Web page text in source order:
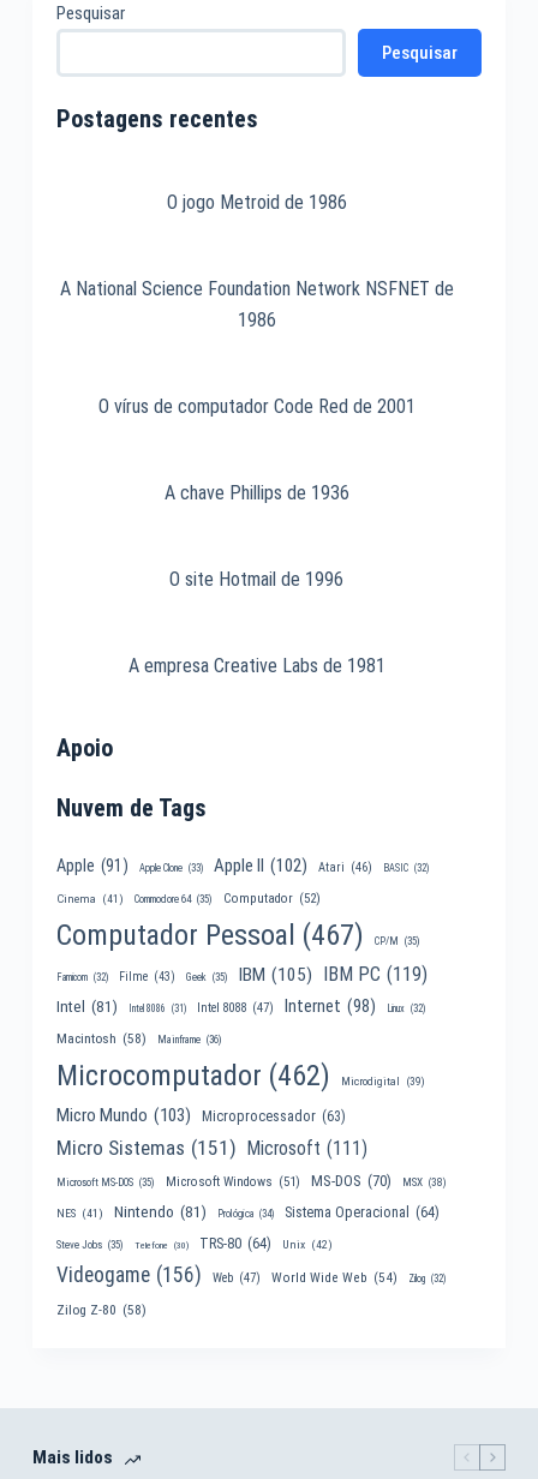
jogo
Orcs
&
Pesquisar
Pesquisar
Postagens recentes
O jogo Metroid de 1986
A National Science Foundation Network NSFNET de
1986
O vírus de computador Code Red de 2001
A chave Phillips de 1936
O site Hotmail de 1996
A empresa Creative Labs de 1981
Apoio
Nuvem de Tags
Apple (91) Apple Clone (33) Apple II (102) Atari (46) BASIC (32)
Cinema (41) Commodore 64 (35) Computador (52)
Computador Pessoal (467) CP/M (35)
Famicom (32) Filme (43) Geek (35) IBM (105) IBM PC (119)
Intel (81) Intel 8086 (31) Intel 8088 (47) Internet (98) Linux (32)
Macintosh (58) Mainframe (36)
Microcomputador (462) Microdigital (39)
Micro Mundo (103) Microprocessador (63)
Micro Sistemas (151) Microsoft (111)
Microsoft MS-DOS (35) Microsoft Windows (51) MS-DOS (70) MSX (38)
NES (41) Nintendo (81) Prológica (34) Sistema Operacional (64)
Steve Jobs (35) Telefone (30) TRS-80 (64) Unix (42)
Videogame (156) Web (47) World Wide Web (54) Zilog (32)
Zilog Z-80 (58)
Mais lidos